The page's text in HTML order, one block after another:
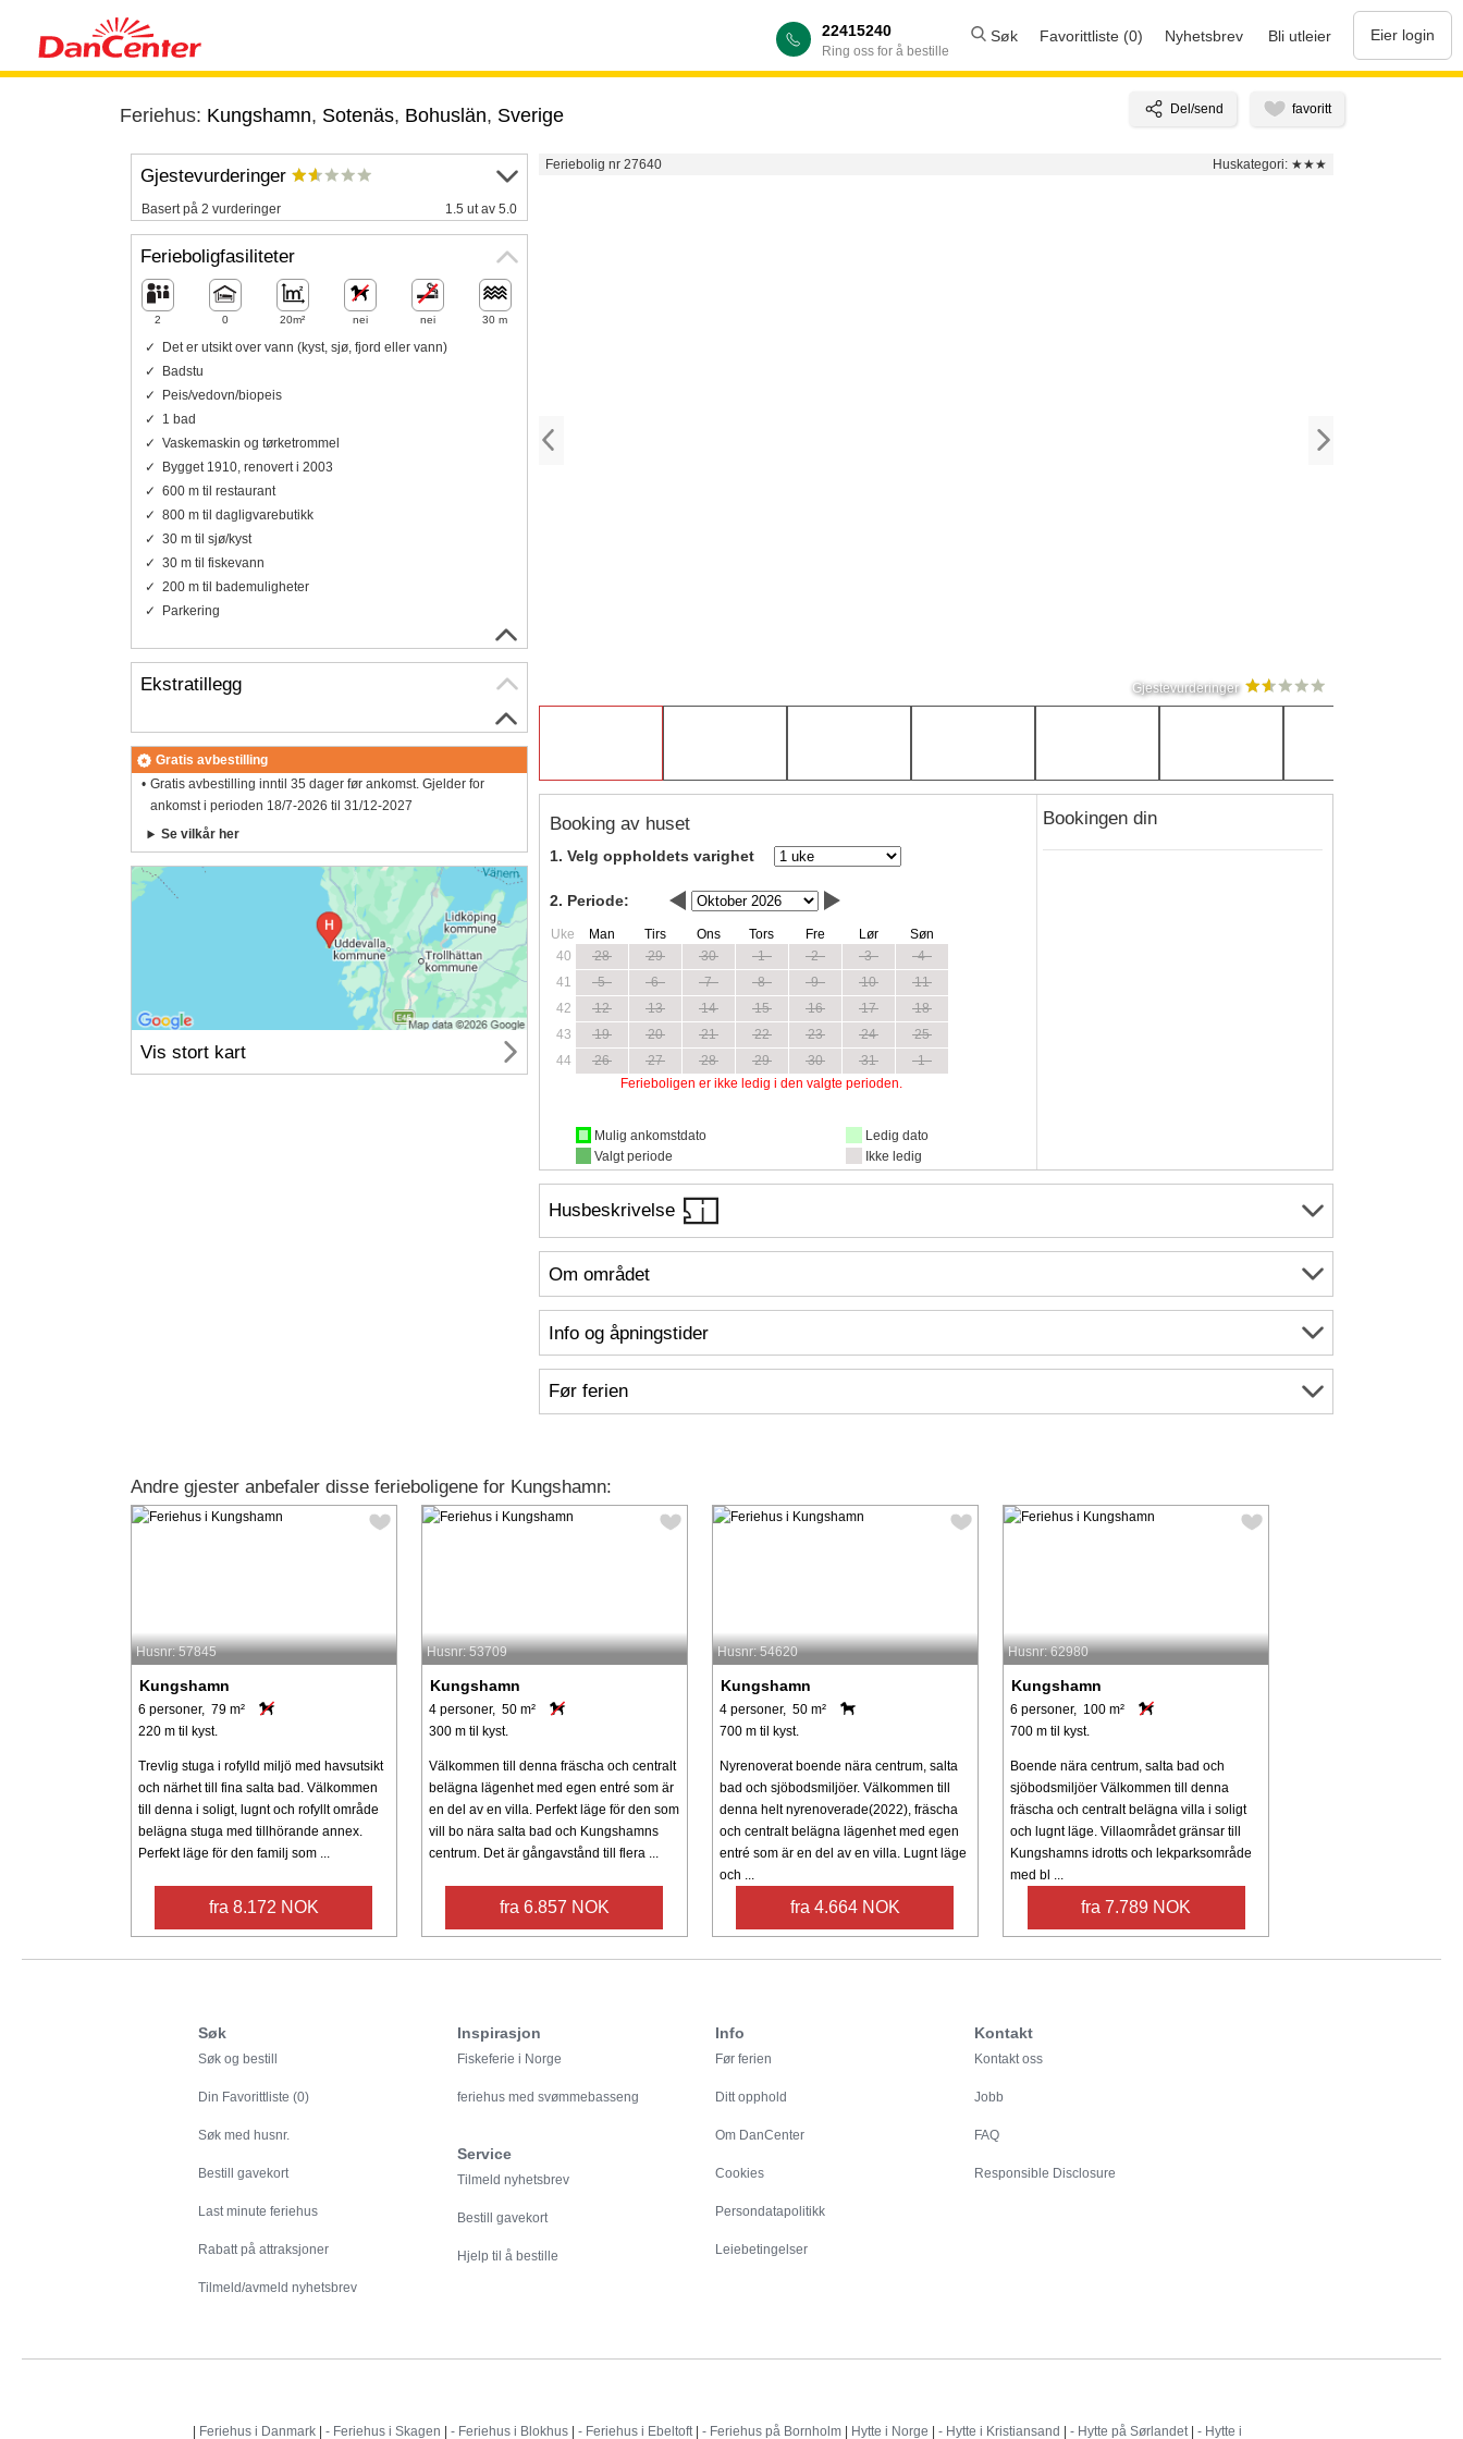
22415240
Ring oss for å bestille
Søk Favorittliste (0) Nyhetsbrev Bli utleier Eier login
Feriehus: Kungshamn, Sotenäs, Bohuslän, Sverige
Feriebolig nr 27640 Huskategori: ★★★
Gjestevurderinger
Booking av huset
1. Velg oppholdets varighet
2. Periode:
Uke Man Tirs Ons Tors Fre Lør
Søn
40
28 29 30 1 2 3
4
41
5 6 7 8 9 10
11
42
12 13 14 15 16 17
18
43
19 20 21 22 23 24
25
44
26 27 28 29 30 31
1
Ferieboligen er ikke ledig i den valgte perioden.
Mulig ankomstdato
Valgt periode
Ledig dato
Ikke ledig
Bookingen din
Husbeskrivelse
Om området
Info og åpningstider
Før ferien
Gjestevurderinger
Basert på 2 vurderinger 1.5 ut av 5.0
Ferieboligfasiliteter
2 0 20m² nei nei 30 m
Det er utsikt over vann (kyst, sjø, fjord eller vann)
Badstu
Peis/vedovn/biopeis
1 bad
Vaskemaskin og tørketrommel
Bygget 1910, renovert i 2003
600 m til restaurant
800 m til dagligvarebutikk
30 m til sjø/kyst
30 m til fiskevann
200 m til bademuligheter
Parkering
Ekstratillegg
Gratis avbestilling
Gratis avbestilling inntil 35 dager før ankomst. Gjelder for
ankomst i perioden 18/7-2026 til 31/12-2027
Se vilkår her
Vis stort kart
Andre gjester anbefaler disse ferieboligene for Kungshamn:
Husnr: 57845
Kungshamn
6 personer, 79 m²
220 m til kyst.
Trevlig stuga i rofylld miljö med havsutsikt
och närhet till fina salta bad. Välkommen
till denna i soligt, lugnt och rofyllt område
belägna stuga med tillhörande annex.
Perfekt läge för den familj som ...
fra 8.172 NOK
Husnr: 53709
Kungshamn
4 personer, 50 m²
300 m til kyst.
Välkommen till denna fräscha och centralt
belägna lägenhet med egen entré som är
en del av en villa. Perfekt läge för den som
vill bo nära salta bad och Kungshamns
centrum. Det är gångavstånd till flera ...
fra 6.857 NOK
Husnr: 54620
Kungshamn
4 personer, 50 m²
700 m til kyst.
Nyrenoverat boende nära centrum, salta
bad och sjöbodsmiljöer. Välkommen till
denna helt nyrenoverade(2022), fräscha
och centralt belägna lägenhet med egen
entré som är en del av en villa. Lugnt läge
och ...
fra 4.664 NOK
Husnr: 62980
Kungshamn
6 personer, 100 m²
700 m til kyst.
Boende nära centrum, salta bad och
sjöbodsmiljöer Välkommen till denna
fräscha och centralt belägna villa i soligt
och lugnt läge. Villaområdet gränsar till
Kungshamns idrotts och lekparksområde
med bl ...
fra 7.789 NOK
Søk
Søk og bestill
Din Favorittliste (0)
Søk med husnr.
Bestill gavekort
Last minute feriehus
Rabatt på attraksjoner
Tilmeld/avmeld nyhetsbrev
Inspirasjon
Fiskeferie i Norge
feriehus med svømmebasseng
Service
Tilmeld nyhetsbrev
Bestill gavekort
Hjelp til å bestille
Info
Før ferien
Ditt opphold
Om DanCenter
Cookies
Persondatapolitikk
Leiebetingelser
Kontakt
Kontakt oss
Jobb
FAQ
Responsible Disclosure
| Feriehus i Danmark | - Feriehus i Skagen | - Feriehus i Blokhus | - Feriehus i Ebeltoft | - Feriehus på Bornholm | Hytte i Norge | - Hytte i Kristiansand | - Hytte på Sørlandet | - Hytte i